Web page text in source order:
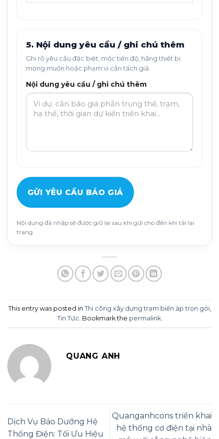
5. Nội dung yêu cầu / ghi chú thêm
Ghi rõ yêu cầu đặc biệt, mốc tiến độ, hãng thiết bị
mong muốn hoặc phạm vi cần tách giá.
Nội dung yêu cầu / ghi chú thêm
GỬI YÊU CẦU BÁO GIÁ
Nội dung đã nhập sẽ được giữ lại sau khi gửi cho đến khi tải lại
trang.
This entry was posted in Thi công xây dựng trạm biến áp trọn gói,
Tin Tức . Bookmark the permalink.
QUANG ANH
Dịch Vụ Bảo Dưỡng Hệ
Thống Điện: Tối Ưu Hiệu
Quanganhcons triển khai
hệ thống cơ điện tại nhà